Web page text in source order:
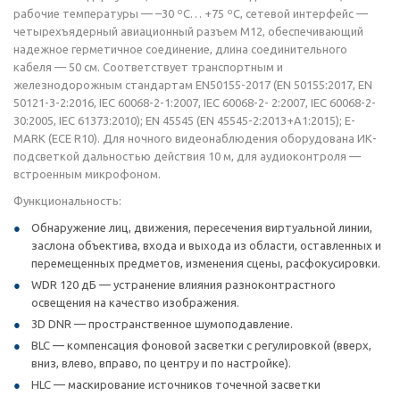
рабочие температуры — –30 ºС… +75 ºС, сетевой интерфейс —
четырехъядерный авиационный разъем M12, обеспечивающий
надежное герметичное соединение, длина соединительного
кабеля — 50 см. Соответствует транспортным и
железнодорожным стандартам EN50155-2017 (EN 50155:2017, EN
50121-3-2:2016, IEC 60068-2-1:2007, IEC 60068-2- 2:2007, IEC 60068-2-
30:2005, IEC 61373:2010); EN 45545 (EN 45545-2:2013+A1:2015); E-
MARK (ECE R10). Для ночного видеонаблюдения оборудована ИК-
подсветкой дальностью действия 10 м, для аудиоконтроля —
встроенным микрофоном.
Функциональность:
Обнаружение лиц, движения, пересечения виртуальной линии,
заслона объектива, входа и выхода из области, оставленных и
перемещенных предметов, изменения сцены, расфокусировки.
WDR 120 дБ — устранение влияния разноконтрастного
освещения на качество изображения.
3D DNR — пространственное шумоподавление.
BLC — компенсация фоновой засветки с регулировкой (вверх,
вниз, влево, вправо, по центру и по настройке).
HLC — маскирование источников точечной засветки